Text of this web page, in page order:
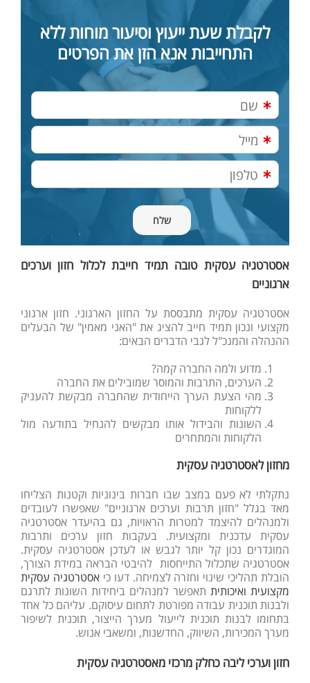
לקבלת שעת ייעוץ וסיעור מוחות ללא
התחייבות אנא הזן את הפרטים
אסטרטגיה עסקית טובה תמיד חייבת לכלול חזון וערכים
ארגוניים
אסטרטגיה עסקית מתבססת על החזון הארגוני. חזון ארגוני
מקצועי ונכון תמיד חייב להציג את "האני מאמין" של הבעלים
ההנהלה והמנכ"ל לגבי הדברים הבאים:
מדוע ולמה החברה קמה?
הערכים, התרבות והמוסר שמובילים את החברה
מהי הצעת הערך הייחודית שהחברה מבקשת להעניק
ללקוחות
השונות והבידול אותו מבקשים להנחיל בתודעה מול
הלקוחות והמתחרים
מחזון לאסטרטגיה עסקית
נתקלתי לא פעם במצב שבו חברות בינוניות וקטנות הצליחו
מאד בגלל "חזון תרבות וערכים ארגוניים" שאפשרו לעובדים
ולמנהלים להיצמד למטרות הראויות, גם בהיעדר אסטרטגיה
עסקית עדכנית ומקצועית. בעקבות חזון ערכים ותרבות
המוגדרים נכון קל יותר לגבש או לעדכן אסטרטגיה עסקית.
אסטרטגיה שתכלול התייחסות להיבטי הבראה במידת הצורך,
הובלת תהליכי שינוי וחזרה לצמיחה. דעו כיאסטרטגיה עסקית
מקצועית ואיכותית תאפשר למנהלים ביחידות השונות לתרגם
ולבנות תוכנית עבודה מפורטת לתחום עיסוקם. עליהם כל אחד
בתחומו לבנות תוכנית לייעול מערך הייצור, תוכנית לשיפור
מערך המכירות, השיווק, החדשנות, ומשאבי אנוש.
חזון וערכי ליבה כחלק מרכזי מאסטרטגיה עסקית